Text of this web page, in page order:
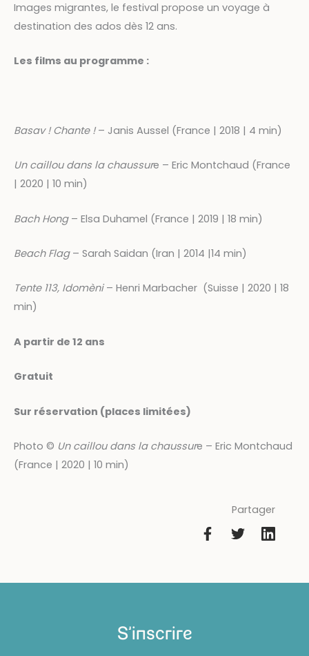
Images migrantes, le festival propose un voyage à
destination des ados dès 12 ans.
Les films au programme :
Basav ! Chante !– Janis Aussel (France | 2018 | 4 min)
Un caillou dans la chaussure – Eric Montchaud (France
| 2020 | 10 min)
Bach Hong– Elsa Duhamel (France | 2019 | 18 min)
Beach Flag– Sarah Saidan (Iran | 2014 |14 min)
Tente 113, Idomèni– Henri Marbacher (Suisse | 2020 | 18
min)
A partir de 12 ans
Gratuit
Sur réservation (places limitées)
Photo © Un caillou dans la chaussure – Eric Montchaud
(France | 2020 | 10 min)
Partager
S'inscrire